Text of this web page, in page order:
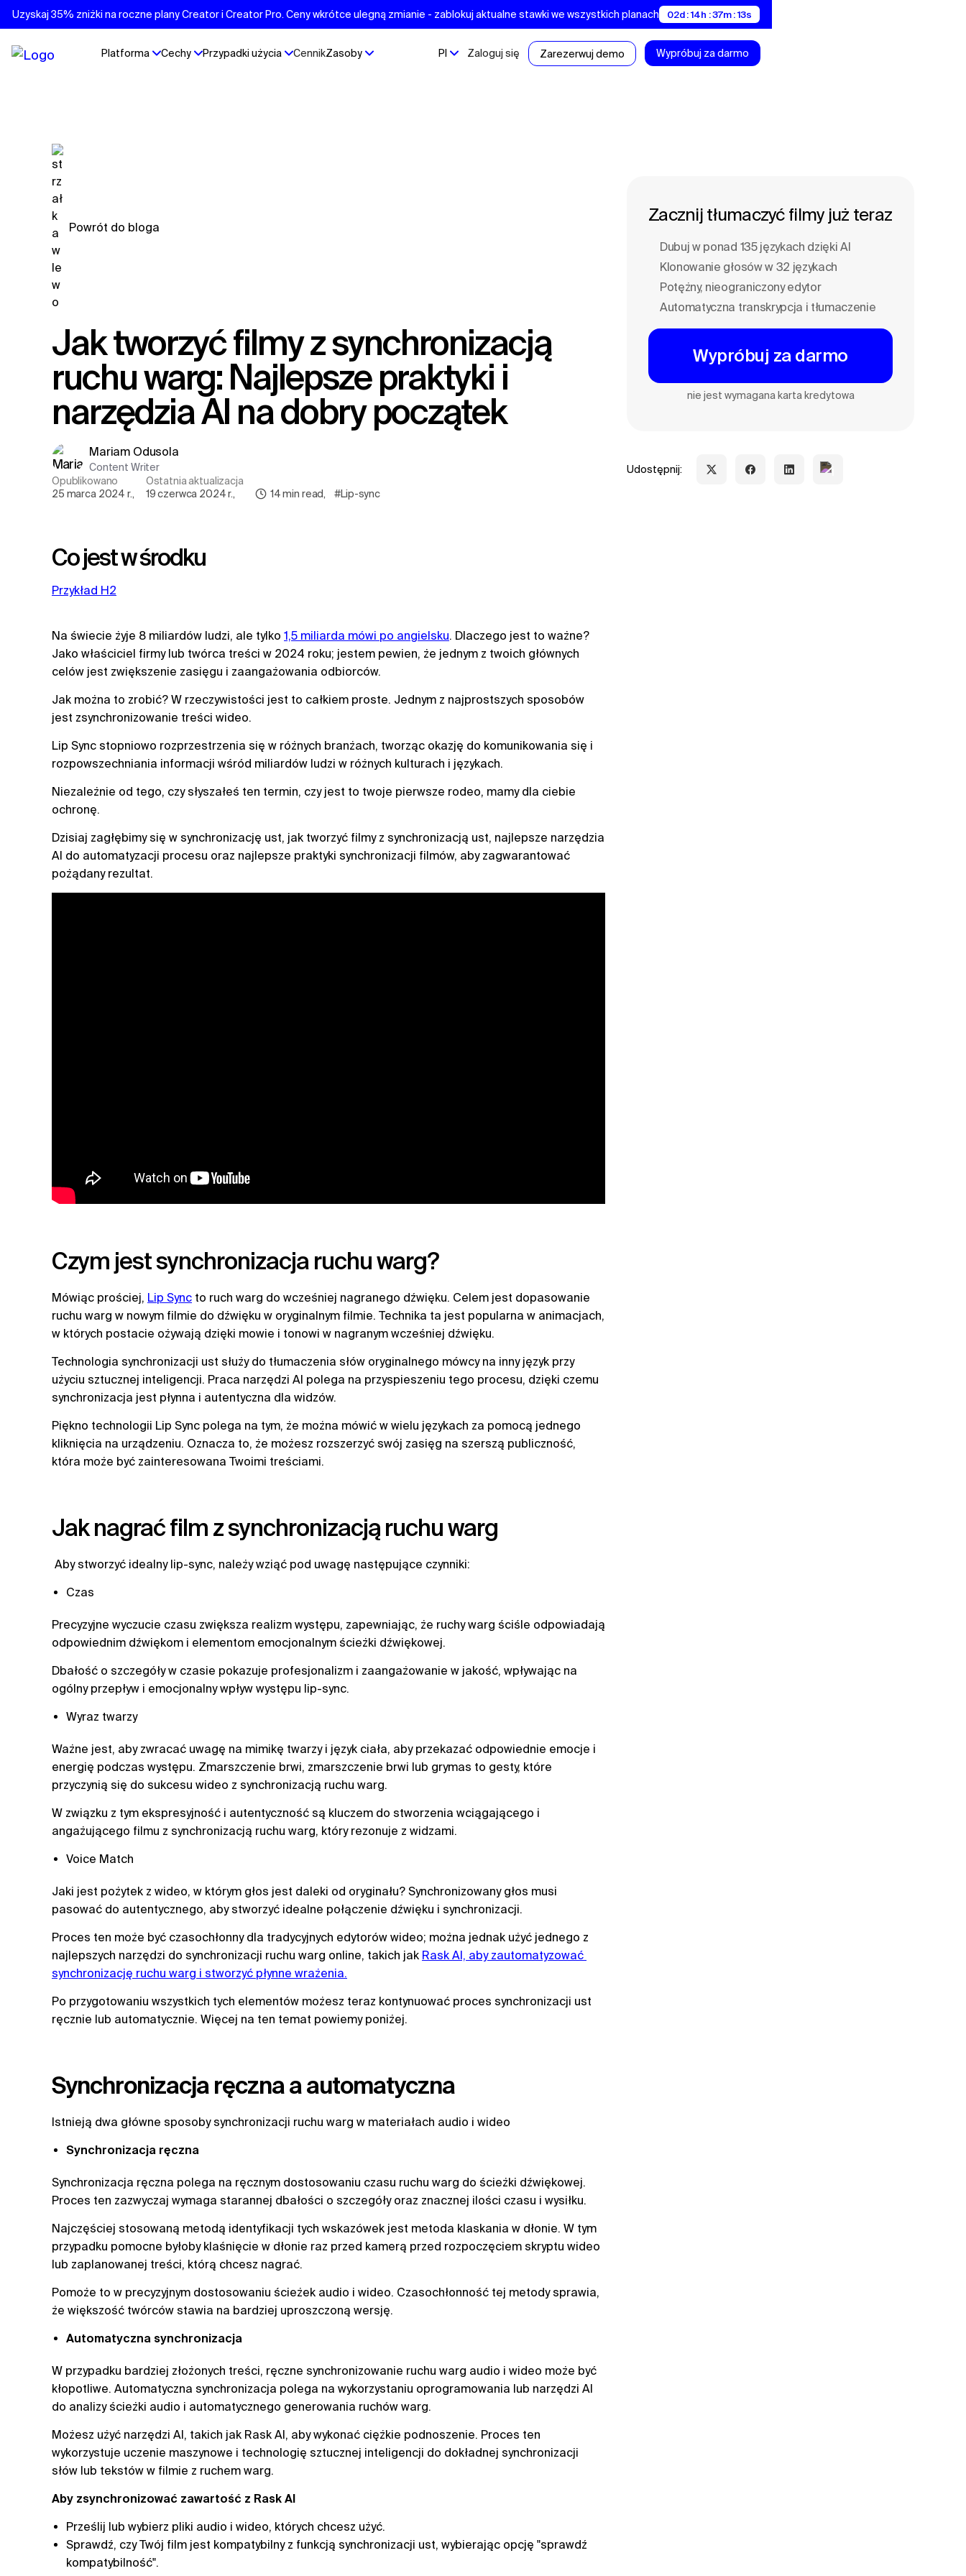
Uzyskaj 35% zniżki na roczne plany Creator i Creator Pro. Ceny wkrótce ulegną zmianie - zablokuj aktualne stawki we wszystkich planach 02d : 14h : 37m : 12s
Platforma Cechy Przypadki użycia CennikZasoby Pl Zaloguj się Zarezerwuj demo Wypróbuj za darmo
Powrót do bloga
Jak tworzyć filmy z synchronizacją
ruchu warg: Najlepsze praktyki i
narzędzia AI na dobry początek
Mariam Odusola
Content Writer
Opublikowano
25 marca 2024 r.,
Ostatnia aktualizacja
19 czerwca 2024 r., 14 min read, #Lip-sync
Co jest w środku
Przykład H2
Na świecie żyje 8 miliardów ludzi, ale tylko 1,5 miliarda mówi po angielsku. Dlaczego jest to ważne?
Jako właściciel firmy lub twórca treści w 2024 roku; jestem pewien, że jednym z twoich głównych
celów jest zwiększenie zasięgu i zaangażowania odbiorców.
Jak można to zrobić? W rzeczywistości jest to całkiem proste. Jednym z najprostszych sposobów
jest zsynchronizowanie treści wideo.
Lip Sync stopniowo rozprzestrzenia się w różnych branżach, tworząc okazję do komunikowania się i
rozpowszechniania informacji wśród miliardów ludzi w różnych kulturach i językach.
Niezależnie od tego, czy słyszałeś ten termin, czy jest to twoje pierwsze rodeo, mamy dla ciebie
ochronę.
Dzisiaj zagłębimy się w synchronizację ust, jak tworzyć filmy z synchronizacją ust, najlepsze narzędzia
AI do automatyzacji procesu oraz najlepsze praktyki synchronizacji filmów, aby zagwarantować
pożądany rezultat.
Czym jest synchronizacja ruchu warg?
Mówiąc prościej, Lip Sync to ruch warg do wcześniej nagranego dźwięku. Celem jest dopasowanie
ruchu warg w nowym filmie do dźwięku w oryginalnym filmie. Technika ta jest popularna w animacjach,
w których postacie ożywają dzięki mowie i tonowi w nagranym wcześniej dźwięku.
Technologia synchronizacji ust służy do tłumaczenia słów oryginalnego mówcy na inny język przy
użyciu sztucznej inteligencji. Praca narzędzi AI polega na przyspieszeniu tego procesu, dzięki czemu
synchronizacja jest płynna i autentyczna dla widzów.
Piękno technologii Lip Sync polega na tym, że można mówić w wielu językach za pomocą jednego
kliknięcia na urządzeniu. Oznacza to, że możesz rozszerzyć swój zasięg na szerszą publiczność,
która może być zainteresowana Twoimi treściami.
Jak nagrać film z synchronizacją ruchu warg
Aby stworzyć idealny lip-sync, należy wziąć pod uwagę następujące czynniki:
Czas
Precyzyjne wyczucie czasu zwiększa realizm występu, zapewniając, że ruchy warg ściśle odpowiadają
odpowiednim dźwiękom i elementom emocjonalnym ścieżki dźwiękowej.
Dbałość o szczegóły w czasie pokazuje profesjonalizm i zaangażowanie w jakość, wpływając na
ogólny przepływ i emocjonalny wpływ występu lip-sync.
Wyraz twarzy
Ważne jest, aby zwracać uwagę na mimikę twarzy i język ciała, aby przekazać odpowiednie emocje i
energię podczas występu. Zmarszczenie brwi, zmarszczenie brwi lub grymas to gesty, które
przyczynią się do sukcesu wideo z synchronizacją ruchu warg.
W związku z tym ekspresyjność i autentyczność są kluczem do stworzenia wciągającego i
angażującego filmu z synchronizacją ruchu warg, który rezonuje z widzami.
Voice Match
Jaki jest pożytek z wideo, w którym głos jest daleki od oryginału? Synchronizowany głos musi
pasować do autentycznego, aby stworzyć idealne połączenie dźwięku i synchronizacji.
Proces ten może być czasochłonny dla tradycyjnych edytorów wideo; można jednak użyć jednego z
najlepszych narzędzi do synchronizacji ruchu warg online, takich jak Rask AI, aby zautomatyzować
synchronizację ruchu warg i stworzyć płynne wrażenia.
Po przygotowaniu wszystkich tych elementów możesz teraz kontynuować proces synchronizacji ust
ręcznie lub automatycznie. Więcej na ten temat powiemy poniżej.
Synchronizacja ręczna a automatyczna
Istnieją dwa główne sposoby synchronizacji ruchu warg w materiałach audio i wideo
Synchronizacja ręczna
Synchronizacja ręczna polega na ręcznym dostosowaniu czasu ruchu warg do ścieżki dźwiękowej.
Proces ten zazwyczaj wymaga starannej dbałości o szczegóły oraz znacznej ilości czasu i wysiłku.
Najczęściej stosowaną metodą identyfikacji tych wskazówek jest metoda klaskania w dłonie. W tym
przypadku pomocne byłoby klaśnięcie w dłonie raz przed kamerą przed rozpoczęciem skryptu wideo
lub zaplanowanej treści, którą chcesz nagrać.
Pomoże to w precyzyjnym dostosowaniu ścieżek audio i wideo. Czasochłonność tej metody sprawia,
że większość twórców stawia na bardziej uproszczoną wersję.
Automatyczna synchronizacja
W przypadku bardziej złożonych treści, ręczne synchronizowanie ruchu warg audio i wideo może być
kłopotliwe. Automatyczna synchronizacja polega na wykorzystaniu oprogramowania lub narzędzi AI
do analizy ścieżki audio i automatycznego generowania ruchów warg.
Możesz użyć narzędzi AI, takich jak Rask AI, aby wykonać ciężkie podnoszenie. Proces ten
wykorzystuje uczenie maszynowe i technologię sztucznej inteligencji do dokładnej synchronizacji
słów lub tekstów w filmie z ruchem warg.
Aby zsynchronizować zawartość z Rask AI
Prześlij lub wybierz pliki audio i wideo, których chcesz użyć.
Sprawdź, czy Twój film jest kompatybilny z funkcją synchronizacji ust, wybierając opcję "sprawdź
kompatybilność".
Zacznij tłumaczyć filmy już teraz
Dubuj w ponad 135 językach dzięki Al
Klonowanie głosów w 32 językach
Potężny, nieograniczony edytor
Automatyczna transkrypcja i tłumaczenie
Wypróbuj za darmo
nie jest wymagana karta kredytowa
Udostępnij: